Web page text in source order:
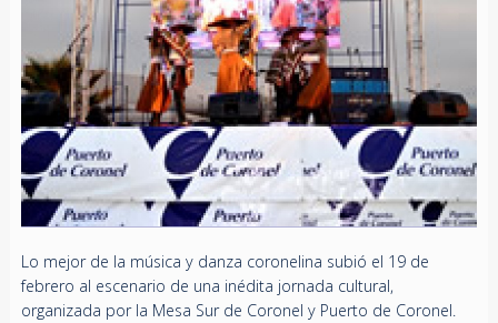
Lo mejor de la música y danza coronelina subió el 19 de
febrero al escenario de una inédita jornada cultural,
organizada por la Mesa Sur de Coronel y Puerto de Coronel.